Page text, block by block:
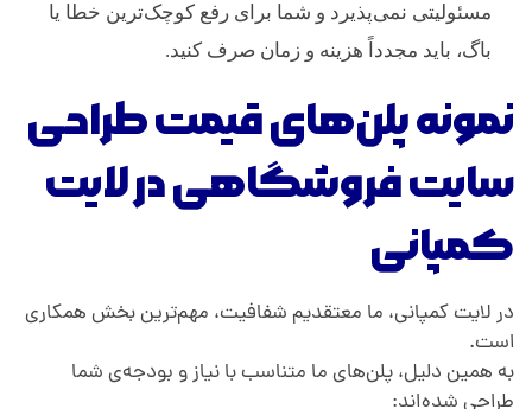
مسئولیتی نمی‌پذیرد و شما برای رفع کوچک‌ترین خطا یا
باگ، باید مجدداً هزینه و زمان صرف کنید.
نمونه پلن‌های قیمت طراحی
سایت فروشگاهی در لایت
کمپانی
در لایت کمپانی، ما معتقدیم شفافیت، مهم‌ترین بخش همکاری
است.
به همین دلیل، پلن‌های ما متناسب با نیاز و بودجه‌ی شما